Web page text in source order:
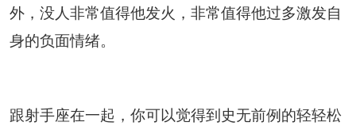
外，没人非常值得他发火，非常值得他过多激发自
身的负面情绪。
跟射手座在一起，你可以觉得到史无前例的轻轻松